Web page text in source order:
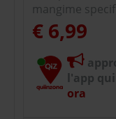
mangime
€ 6,99
l'app
ora